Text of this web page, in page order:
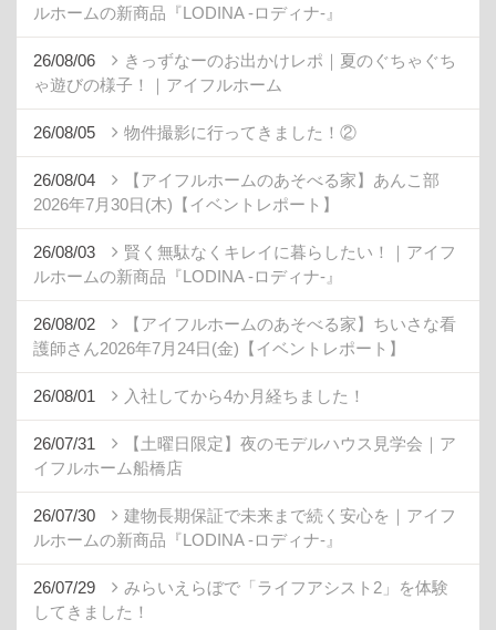
ルホームの新商品『LODINA -ロディナ-』
26/08/06
きっずなーのお出かけレポ｜夏のぐちゃぐち
ゃ遊びの様子！｜アイフルホーム
26/08/05 物件撮影に行ってきました！②
26/08/04
【アイフルホームのあそべる家】あんこ部
2026年7月30日(木)【イベントレポート】
26/08/03
賢く無駄なくキレイに暮らしたい！｜アイフ
ルホームの新商品『LODINA -ロディナ-』
26/08/02
【アイフルホームのあそべる家】ちいさな看
護師さん2026年7月24日(金)【イベントレポート】
26/08/01 入社してから4か月経ちました！
26/07/31
【土曜日限定】夜のモデルハウス見学会｜ア
イフルホーム船橋店
26/07/30
建物長期保証で未来まで続く安心を｜アイフ
ルホームの新商品『LODINA -ロディナ-』
26/07/29
みらいえらぼで「ライフアシスト2」を体験
してきました！